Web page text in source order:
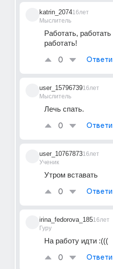
katrin_2074
Мыслитель
16лет
Работать,
работать!
0
user_15796739
Мыслитель
16лет
Лечь спать.
0
user_10767873
Ученик
16лет
Утром вставать
0
irina_fedorova_185
Гуру
16лет
На работу идти :(((
0